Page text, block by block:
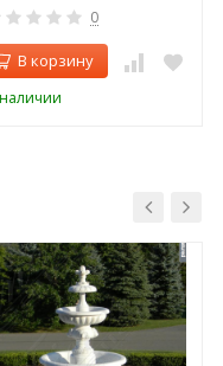
0
В корзину